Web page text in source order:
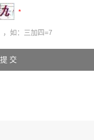
，如：三加四=7